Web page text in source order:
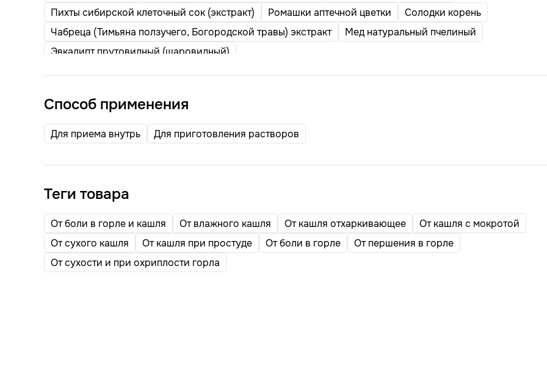
Пихты сибирской клеточный сок (экстракт)
Ромашки аптечной цветки
Солодки корень
Чабреца (Тимьяна ползучего, Богородской травы) экстракт
Мед натуральный пчелиный
Эвкалипт прутовидный (шаровидный)
Способ применения
Для приема внутрь Для приготовления растворов
Теги товара
От боли в горле и кашля От влажного кашля От кашля отхаркивающее
От кашля с мокротой
От сухого кашля
От кашля при простуде От боли в горле
От першения в горле
От сухости и при охриплости горла